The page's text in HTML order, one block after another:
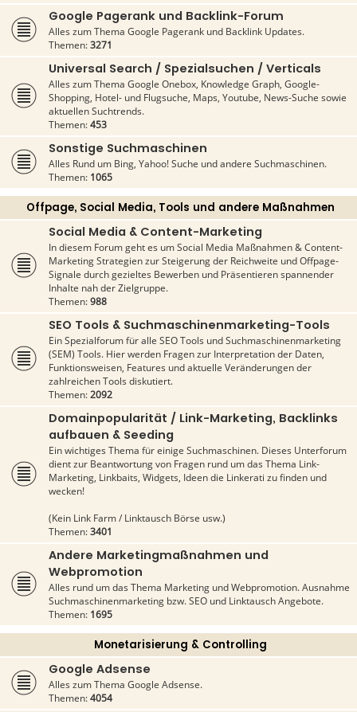
Google Pagerank und Backlink-Forum
Alles zum Thema Google Pagerank und Backlink Updates.
Themen:3271
Universal Search / Spezialsuchen / Verticals
Alles zum Thema Google Onebox, Knowledge Graph, Google-
Shopping, Hotel- und Flugsuche, Maps, Youtube, News-Suche sowie
aktuellen Suchtrends.
Themen:453
Sonstige Suchmaschinen
Alles Rund um Bing, Yahoo! Suche und andere Suchmaschinen.
Themen: 1065
Offpage, Social Media, Tools und andere Maßnahmen
Social Media & Content-Marketing
In diesem Forum geht es um Social Media Maßnahmen & Content-
Marketing Strategien zur Steigerung der Reichweite und Offpage-
Signale durch gezieltes Bewerben und Präsentieren spannender
Inhalte nah der Zielgruppe.
Themen:988
SEO Tools & Suchmaschinenmarketing-Tools
Ein Spezialforum für alle SEO Tools und Suchmaschinenmarketing
(SEM) Tools. Hier werden Fragen zur Interpretation der Daten,
Funktionsweisen, Features und aktuelle Veränderungen der
zahlreichen Tools diskutiert.
Themen:2092
Domainpopularität / Link-Marketing, Backlinks
aufbauen & Seeding
Ein wichtiges Thema für einige Suchmaschinen. Dieses Unterforum
dient zur Beantwortung von Fragen rund um das Thema Link-
Marketing, Linkbaits, Widgets, Ideen die Linkerati zu finden und
wecken!
(Kein Link Farm / Linktausch Börse usw.)
Themen:3401
Andere Marketingmaßnahmen und
Webpromotion
Alles rund um das Thema Marketing und Webpromotion. Ausnahme
Suchmaschinenmarketing bzw. SEO und Linktausch Angebote.
Themen: 1695
Monetarisierung & Controlling
Google Adsense
Alles zum Thema Google Adsense.
Themen:4054